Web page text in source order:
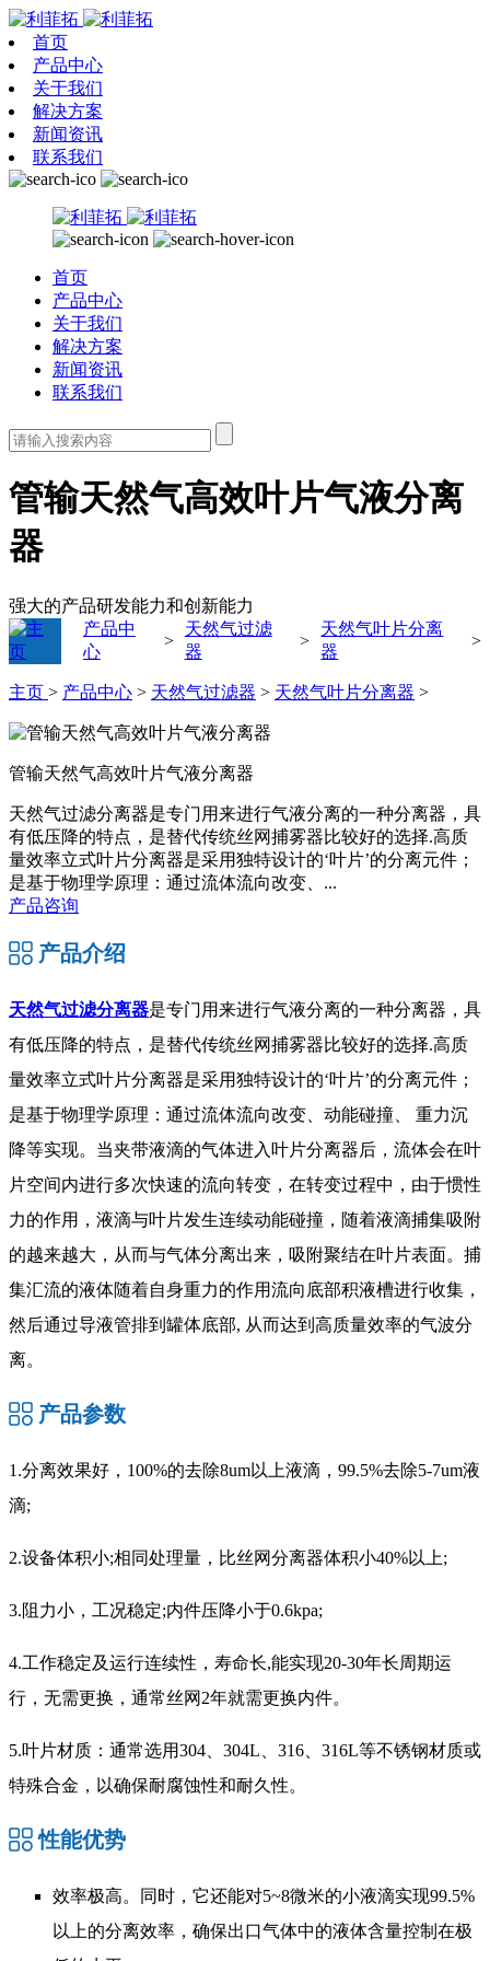
首页
产品中心
关于我们
解决方案
新闻资讯
联系我们
首页
产品中心
关于我们
解决方案
新闻资讯
联系我们
管输天然气高效叶片气液分离
器
强大的产品研发能力和创新能力
产品中
心
>
天然气过滤
器
>
天然气叶片分离
器
>
主页 > 产品中心 > 天然气过滤器 > 天然气叶片分离器 >
管输天然气高效叶片气液分离器
天然气过滤分离器是专门用来进行气液分离的一种分离器，具
有低压降的特点，是替代传统丝网捕雾器比较好的选择.高质
量效率立式叶片分离器是采用独特设计的‘叶片’的分离元件；
是基于物理学原理：通过流体流向改变、...
产品咨询
产品介绍
天然气过滤分离器是专门用来进行气液分离的一种分离器，具
有低压降的特点，是替代传统丝网捕雾器比较好的选择.高质
量效率立式叶片分离器是采用独特设计的‘叶片’的分离元件；
是基于物理学原理：通过流体流向改变、动能碰撞、 重力沉
降等实现。当夹带液滴的气体进入叶片分离器后，流体会在叶
片空间内进行多次快速的流向转变，在转变过程中，由于惯性
力的作用，液滴与叶片发生连续动能碰撞，随着液滴捕集吸附
的越来越大，从而与气体分离出来，吸附聚结在叶片表面。捕
集汇流的液体随着自身重力的作用流向底部积液槽进行收集，
然后通过导液管排到罐体底部, 从而达到高质量效率的气波分
离。
产品参数
1.分离效果好，100%的去除8um以上液滴，99.5%去除5-7um液
滴;
2.设备体积小;相同处理量，比丝网分离器体积小40%以上;
3.阻力小，工况稳定;内件压降小于0.6kpa;
4.工作稳定及运行连续性，寿命长,能实现20-30年长周期运
行，无需更换，通常丝网2年就需更换内件。
5.叶片材质：通常选用304、304L、316、316L等不锈钢材质或
特殊合金，以确保耐腐蚀性和耐久性。
性能优势
效率极高。同时，它还能对5~8微米的小液滴实现99.5%
以上的分离效率，确保出口气体中的液体含量控制在极